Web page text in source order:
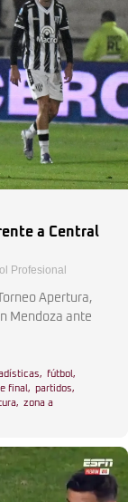
a Central
Profesional
Apertura,
Mendoza ante
, fútbol ,
final , partidos,
, zona a